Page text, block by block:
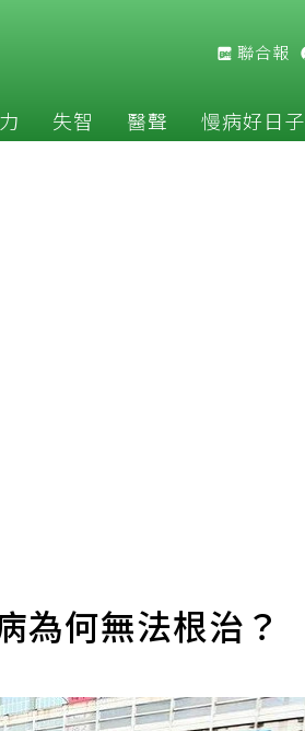
聯合報
失智 醫聲 慢病好日子
為何無法根治？